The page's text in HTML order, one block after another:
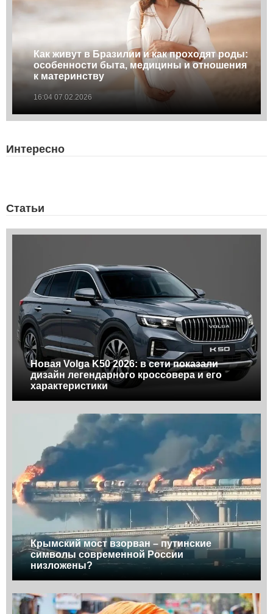
Как живут в Бразилии и как проходят роды:
особенности быта, медицины и отношения
к материнству
16:04 07.02.2026
Интересно
Статьи
Новая Volga K50 2026: в сети показали
дизайн легендарного кроссовера и его
характеристики
Крымский мост взорван – путинские
символы современной России
низложены?